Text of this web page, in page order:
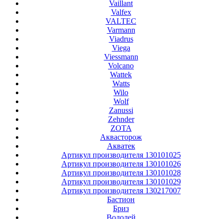
Vaillant
Valfex
VALTEC
Varmann
Viadrus
Viega
Viessmann
Volcano
Wattek
Watts
Wilo
Wolf
Zanussi
Zehnder
ZOTA
Аквасторож
Акватек
Артикул производителя 130101025
Артикул производителя 130101026
Артикул производителя 130101028
Артикул производителя 130101029
Артикул производителя 130217007
Бастион
Бриз